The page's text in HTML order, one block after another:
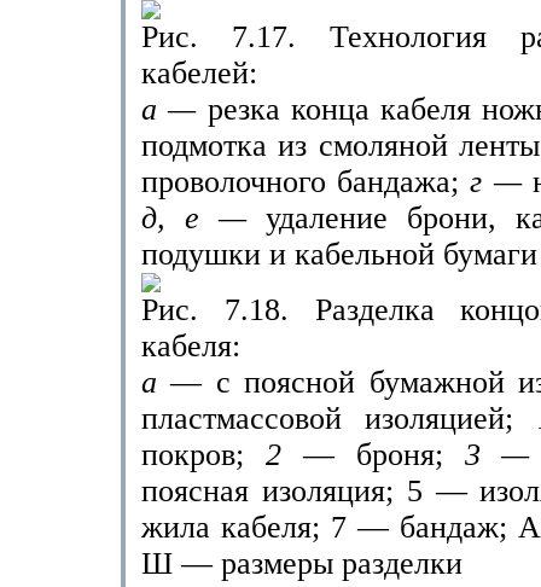
Рис. 7.17. Технология
кабелей:
а — резка конца кабеля
подмотка из смоляной
проволочного бандажа;г —
д, е — удаление брони,
подушки и кабельной бумаги
Рис. 7.18. Разделка
кабеля:
а— с поясной бумажной
пластмассовой изоляцией;
покров; 2— броня; 3
поясная изоляция; 5 —
жила кабеля; 7 — бандаж;
Ш — размеры разделки